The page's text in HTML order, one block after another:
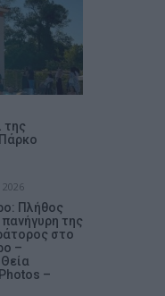
της
Πλήθος
της
στο
–
–